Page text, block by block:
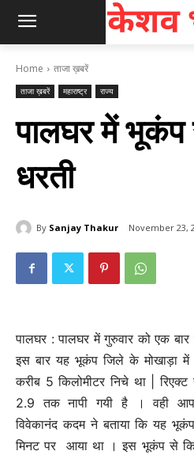
Home ताजा ख़बरें
ताजा ख़बरें महाराष्ट्र राज्य
पालघर में भूकंप
धरती
By Sanjay Thakur November 23,
पालघर : पालघर में गुरुवार को एक
इस बार यह भूकंप जिले के मोखाड़ा
करीब 5 किलोमीटर निचे था |
2.9 तक नापी गयी है । वही
विवेकानंद कदम ने बताया कि यह
मिनट पर आया था । इस भूकंप से